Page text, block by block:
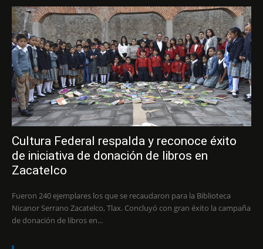
Cultura Federal respalda y reconoce éxito
de iniciativa de donación de libros en
Zacatelco
Fueron 240 ejemplares los que se recaudaron para la Biblioteca
Nicanor Serrano Zacatelco, Tlax. Concluyó con gran éxito la campaña
de donación de libros en...